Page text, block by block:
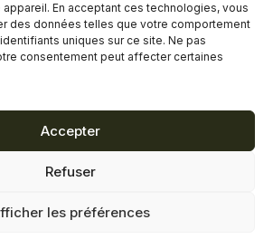
En acceptant ces technologies, vous
des données telles que votre comportement
uniques sur ce site. Ne pas
consentement peut affecter certaines
Accepter
Refuser
les préférences
9h00 à 17h30
9h00 à 20h00
9h00 à 18h00
11h00 à 16h30